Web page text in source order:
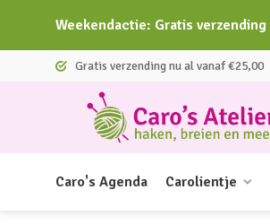
Weekendactie: Gratis
Gratis verzending nu al vanaf €25,00
Caro's Agenda Carolientje